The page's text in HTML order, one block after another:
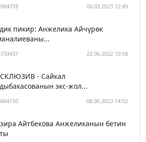
06.03.2023 12:49
пикир: Анжелика Айчүрөк
22.06.2022 10:58
- Сайкал
экс-жол...
08.06.2023 14:02
Айтбекова Анжеликанын бетин